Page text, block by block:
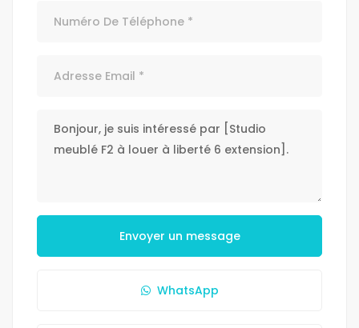
Envoyer un message
WhatsApp